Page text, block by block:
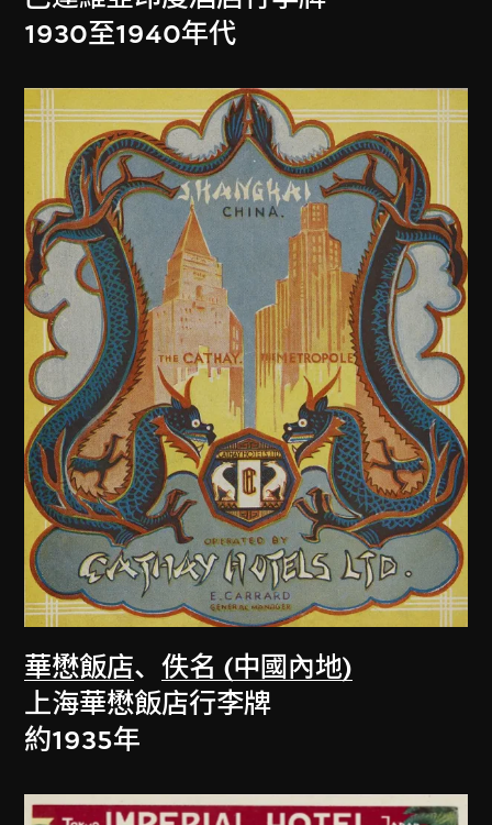
1930至1940年代
華懋飯店、佚名 (中國內地)
上海華懋飯店行李牌
約1935年